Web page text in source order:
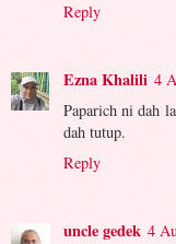
Reply
Ezna Khalili 4
Paparich ni dah
dah tutup.
Reply
uncle gedek 4